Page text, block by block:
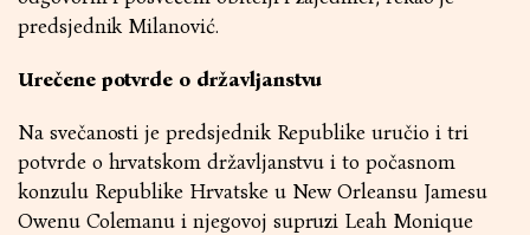
predsjednik Milanović.
Urečene potvrde o državljanstvu
Na svečanosti je predsjednik Republike uručio i tri
potvrde o hrvatskom državljanstvu i to počasnom
konzulu Republike Hrvatske u New Orleansu Jamesu
Owenu Colemanu i njegovoj supruzi Leah Monique